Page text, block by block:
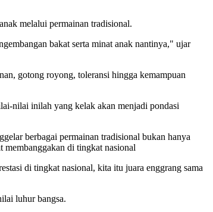
melalui permainan tradisional.
bakat serta minat anak nantinya," ujar
gotong royong, toleransi hingga kemampuan
nilai inilah yang kelak akan menjadi pondasi
berbagai permainan tradisional bukan hanya
membanggakan di tingkat nasional
di tingkat nasional, kita itu juara enggrang sama
luhur bangsa.